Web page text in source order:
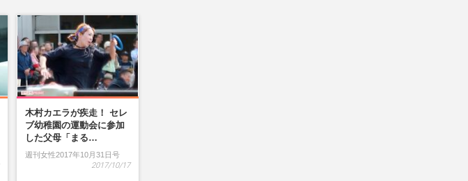
木村カエラが疾走！ セレ
ブ幼稚園の運動会に参加
した父母「まる…
週刊女性2017年10月31日号
2017/10/17